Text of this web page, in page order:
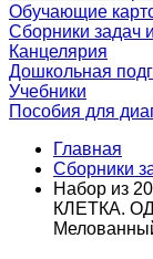
Обучающие
Сборники задач
Канцелярия
Дошкольная
Учебники
Пособия для
Главная
Сборники
Набор из
КЛЕТКА.